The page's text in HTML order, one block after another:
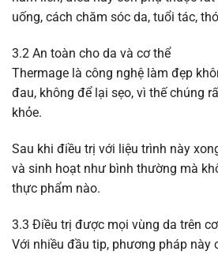
uống, cách chăm sóc da, tuổi tác,
3.2 An toàn cho da và cơ thể
Thermage là công nghệ làm đẹp
đau, không để lại sẹo, vì thế chúng
khỏe.
Sau khi điều trị với liệu trình này
và sinh hoạt như bình thường mà
thực phẩm nào.
3.3 Điều trị được mọi vùng da trên
Với nhiều đầu tip, phương pháp này